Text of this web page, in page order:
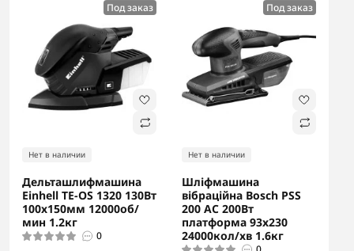
Под заказ
Нет в наличии
Дельташлифмашина
Einhell TE-OS 1320 130Вт
100х150мм 12000об/
мин 1.2кг
0
Под заказ
Нет в наличии
Шліфмашина
вібраційна Bosch PSS
200 AC 200Вт
платформа 93x230
24000кол/хв 1.6кг